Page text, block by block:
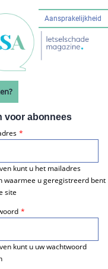
Hoofdnavigatie
Aansprakelijkheid
voor abonnees
kunt u het mailadres
waarmee u geregistreerd bent
site
kunt u uw wachtwoord